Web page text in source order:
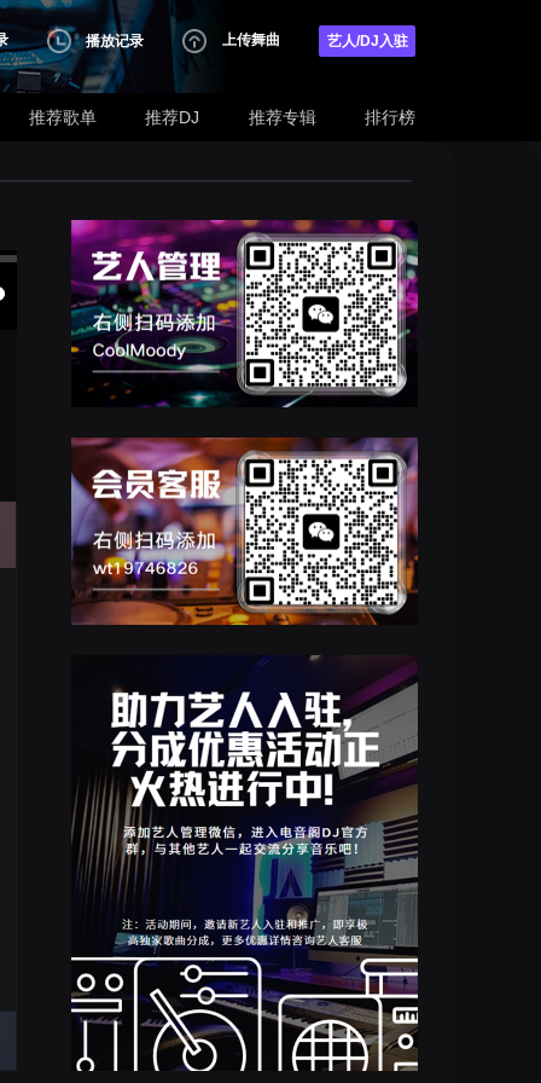
播放记录 上传舞曲 艺人/DJ入驻
推荐歌单 推荐DJ 推荐专辑 排行榜